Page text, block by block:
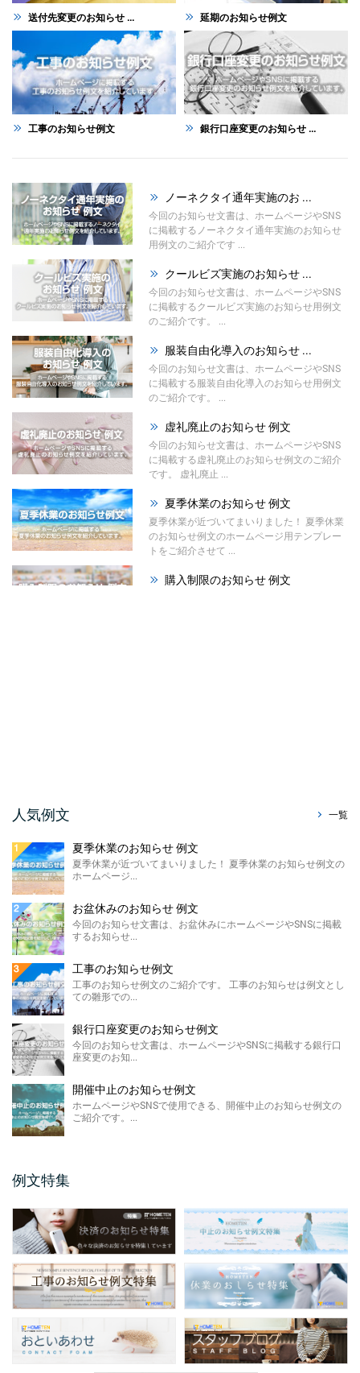
送付先変更のお知らせ ... 延期のお知らせ例文
工事のお知らせ例文 銀行口座変更のお知らせ ...
ノーネクタイ通年実施のお ...
今回のお知らせ文書は、ホームページやSNS
に掲載するノーネクタイ通年実施のお知らせ
用例文のご紹介です ...
クールビズ実施のお知らせ ...
今回のお知らせ文書は、ホームページやSNS
に掲載するクールビズ実施のお知らせ用例文
のご紹介です。 ...
服装自由化導入のお知らせ ...
今回のお知らせ文書は、ホームページやSNS
に掲載する服装自由化導入のお知らせ用例文
のご紹介です。 ...
虚礼廃止のお知らせ 例文
今回のお知らせ文書は、ホームページやSNS
に掲載する虚礼廃止のお知らせ例文のご紹介
です。 虚礼廃止 ...
夏季休業のお知らせ 例文
夏季休業が近づいてまいりました！ 夏季休業
のお知らせ例文のホームページ用テンプレー
トをご紹介させて ...
購入制限のお知らせ 例文
する販売休止のお知らせテンプレートのご紹
介です。 こちらに ...
ホームページやSNSに掲載する製造終了のお
知らせ例文のご紹介です。 材料の高騰や需要
の低下による製 ...
価格改定のお知らせ例文
今回のお知らせ文書は、ホームページに掲載
FAX廃止のお知らせ 例 ...
るペーパ ...
メールアドレス変更のお知 ...
保護者説明会のご案内例文のご紹介です。 保
護者説明会のご案内例文は、小学校、中学
校、高校などの学校 ...
仕様変更のお知らせ 例文
仕様変更のお知らせ例文のご紹介です。 会社
やお店、ショップと業種は問わず商品、製品
商品表示変更のお知らせ ...
商品表示変更のお知らせ例文のご紹介です。
人気例文 一覧
夏季休業のお知らせ 例文
夏季休業が近づいてまいりました！ 夏季休業のお知らせ例文の
ホームページ...
お盆休みのお知らせ 例文
今回のお知らせ文書は、お盆休みにホームページやSNSに掲載
するお知らせ...
工事のお知らせ例文
工事のお知らせ例文のご紹介です。 工事のお知らせは例文とし
ての雛形での...
銀行口座変更のお知らせ例文
今回のお知らせ文書は、ホームページやSNSに掲載する銀行口
座変更のお知...
開催中止のお知らせ例文
ホームページやSNSで使用できる、開催中止のお知らせ例文の
ご紹介です。...
例文特集